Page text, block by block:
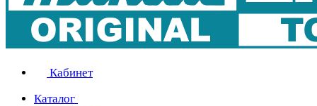
Кабинет
Каталог